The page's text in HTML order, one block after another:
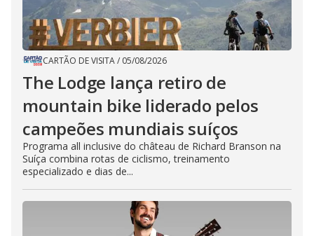
CARTÃO DE VISITA/ 05/08/2026
The Lodge lança retiro de
mountain bike liderado pelos
campeões mundiais suíços
Programa all inclusive do château de Richard Branson na
Suíça combina rotas de ciclismo, treinamento
especializado e dias de...